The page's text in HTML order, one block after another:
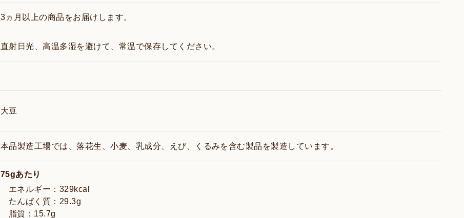
3ヵ月以上の商品をお届けします。
直射日光、高温多湿を避けて、常温で保存してください。
大豆
本品製造工場では、落花生、小麦、乳成分、えび、くるみを含む製品を製造しています。
75gあたり
エネルギー：329kcal
たんぱく質：29.3g
脂質：15.7g